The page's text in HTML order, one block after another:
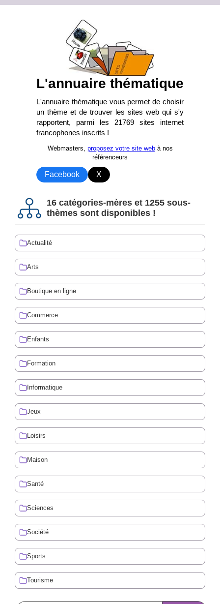
L'annuaire thématique
L'annuaire thématique vous permet de choisir
un thème et de trouver les sites web qui s'y
rapportent, parmi les 21769 sites internet
francophones inscrits !
Webmasters, proposez votre site webà nos
référenceurs
Facebook X
16 catégories-mères et 1255 sous-
thèmes sont disponibles !
Actualité
Arts
Boutique en ligne
Commerce
Enfants
Formation
Informatique
Jeux
Loisirs
Maison
Santé
Sciences
Société
Sports
Tourisme